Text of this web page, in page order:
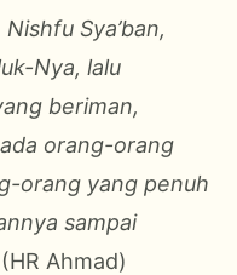
Sya’ban,
Nya, lalu
beriman,
orang-orang
orang yang penuh
sampai
Ahmad)